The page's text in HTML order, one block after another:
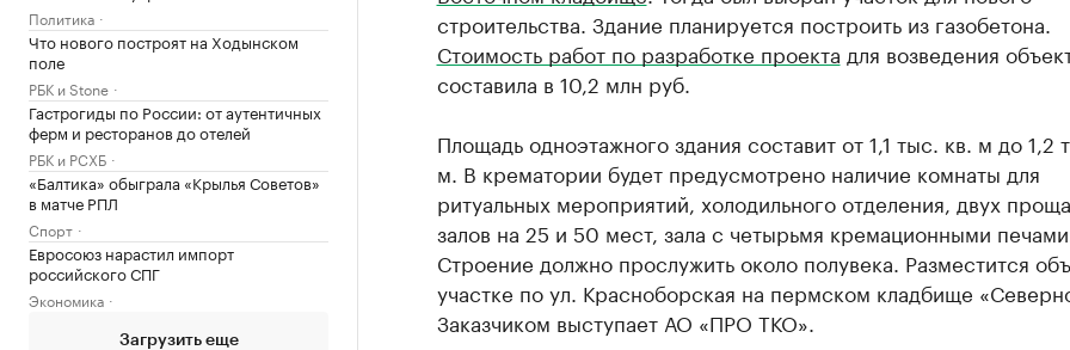
Политика
Что нового построят на Ходынском
поле
РБК и Stone
Гастрогиды по России: от аутентичных
ферм и ресторанов до отелей
РБК и РСХБ
«Балтика» обыграла «Крылья Советов»
в матче РПЛ
Спорт
Евросоюз нарастил импорт
российского СПГ
Экономика
Загрузить еще
строительства. Здание планируется построить из газобетона.
Стоимость работ по разработке проекта для возведения
составила в 10,2 млн руб.
Площадь одноэтажного здания составит от 1,1 тыс. кв. м до 1,2
м. В крематории будет предусмотрено наличие комнаты для
ритуальных мероприятий, холодильного отделения, двух
залов на 25 и 50 мест, зала с четырьмя кремационными печами.
Строение должно прослужить около полувека. Разместится
участке по ул. Красноборская на пермском кладбище
Заказчиком выступает АО «ПРО ТКО».